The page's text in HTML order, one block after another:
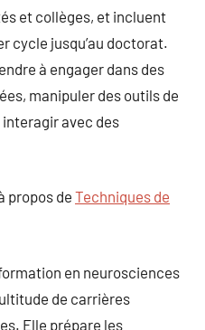
et collèges, et incluent
cycle jusqu’au doctorat.
à engager dans des
manipuler des outils de
avec des
propos de Techniques de
en neurosciences
de carrières
Elle prépare les